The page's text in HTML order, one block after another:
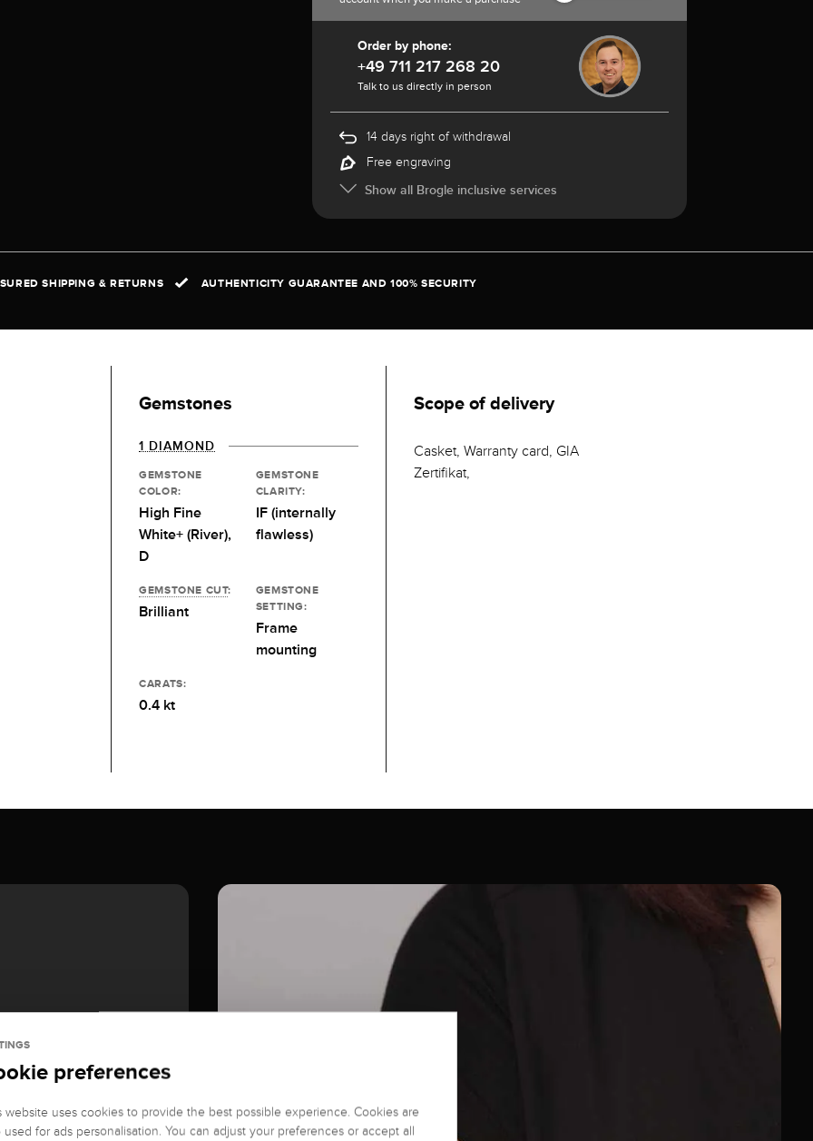
Order by phone:
+49 711 217 268 20
Talk to us directly in person
14 days right of withdrawal
Free engraving
Show all Brogle inclusive services
SHIPPING & RETURNS AUTHENTICITY GUARANTEE AND 100% SECURITY
Gemstones
1 DIAMOND
GEMSTONE
COLOR:
High Fine
White+ (River),
D
GEMSTONE
CLARITY:
IF (internally
flawless)
GEMSTONE CUT:
Brilliant
GEMSTONE
SETTING:
Frame
mounting
CARATS:
0.4 kt
Scope of delivery
Casket, Warranty card, GIA
Zertifikat,
preferences
website uses cookies to provide the best possible experience. Cookies are
used for ads personalisation. You can adjust your preferences or accept all